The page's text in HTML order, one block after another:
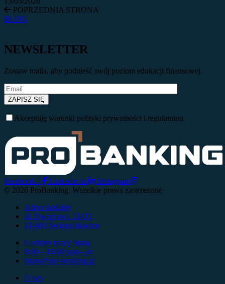
POPRZEDNIA STRONA
BLOG
NEWSLETTER
Zostaw maila, aby podnieść swój poziom edukacji finansowej.
Akceptuję warunki polityki prywatności i regulaminu
Facebook-f Linkedin-in
Instagram
© 2026 ProBanking. Wszelkie prawa zastrzeżone
Adres siedziby
ul. Dworcowa 12/U2
41-600 Świętochłowice
Godziny pracy biura
8:00 – 16:00 pon – pt
biuro@pro-banking.pl
O nas